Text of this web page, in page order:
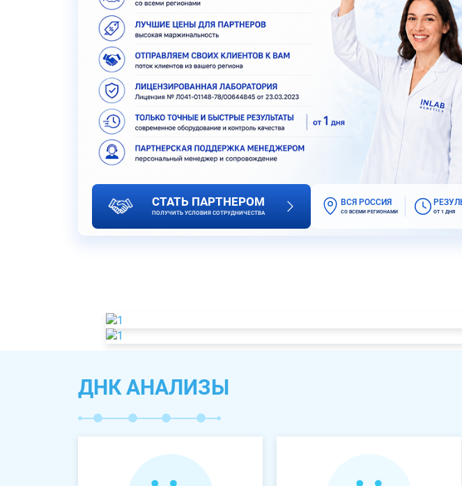
СТАТЬ ПАРТНЕРОМ
ПОЛУЧИТЬ УСЛОВИЯ СОТРУДНИЧЕСТВА
ВСЯ РОССИЯ
СО ВСЕМИ РЕГИОНАМИ ОТ 1 ДНЯ
ДНК АНАЛИЗЫ